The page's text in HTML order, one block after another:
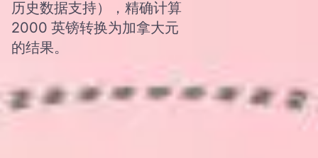
历史数据支持），精确计算
2000 英镑转换为加拿大元
的结果。